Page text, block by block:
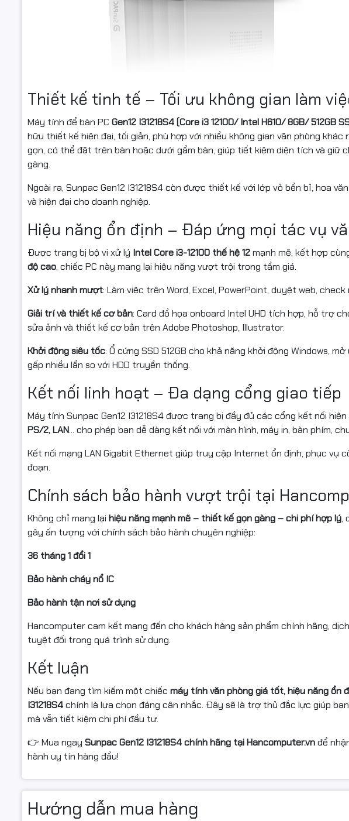
Thiết kế tinh tế – Tối ưu không gian làm
Máy tính để bàn PC Gen12 I31218S4 (Core i3 12100/ Intel H610/ 8GB/ 512GB
hữu thiết kế hiện đại, tối giản, phù hợp với nhiều không gian văn phòng khác
gọn, có thể đặt trên bàn hoặc dưới gầm bàn, giúp tiết kiệm diện tích và giữ
gàng.
Ngoài ra, Sunpac Gen12 I31218S4 còn được thiết kế với lớp vỏ bền bỉ, hoa
và hiện đại cho doanh nghiệp.
Hiệu năng ổn định – Đáp ứng mọi tác vụ
Được trang bị bộ vi xử lý Intel Core i3-12100 thế hệ 12mạnh mẽ, kết hợp
độ cao, chiếc PC này mang lại hiệu năng vượt trội trong tầm giá.
Xử lý nhanh mượt: Làm việc trên Word, Excel, PowerPoint, duyệt web,
Giải trí và thiết kế cơ bản: Card đồ họa onboard Intel UHD tích hợp, hỗ trợ
sửa ảnh và thiết kế cơ bản trên Adobe Photoshop, Illustrator.
Khởi động siêu tốc: Ổ cứng SSD 512GB cho khả năng khởi động Windows,
gấp nhiều lần so với HDD truyền thống.
Kết nối linh hoạt – Đa dạng cổng giao tiếp
Máy tính Sunpac Gen12 I31218S4 được trang bị đầy đủ các cổng kết nối
PS/2, LAN... cho phép bạn dễ dàng kết nối với màn hình, máy in, bàn phím,
Kết nối mạng LAN Gigabit Ethernet giúp truy cập Internet ổn định, phục vụ
đoạn.
Chính sách bảo hành vượt trội tại
Không chỉ mang lại hiệu năng mạnh mẽ – thiết kế gọn gàng – chi phí hợp lý,
gây ấn tượng với chính sách bảo hành chuyên nghiệp:
36 tháng 1 đổi 1
Bảo hành cháy nổ IC
Bảo hành tận nơi sử dụng
Hancomputer cam kết mang đến cho khách hàng sản phẩm chính hãng,
tuyệt đối trong quá trình sử dụng.
Kết luận
Nếu bạn đang tìm kiếm một chiếc máy tính văn phòng giá tốt, hiệu năng ổn
I31218S4chính là lựa chọn đáng cân nhắc. Đây sẽ là trợ thủ đắc lực giúp
mà vẫn tiết kiệm chi phí đầu tư.
👉 Mua ngay Sunpac Gen12 I31218S4 chính hãng tại Hancomputer.vnđể
hành uy tín hàng đầu!
Hướng dẫn mua hàng